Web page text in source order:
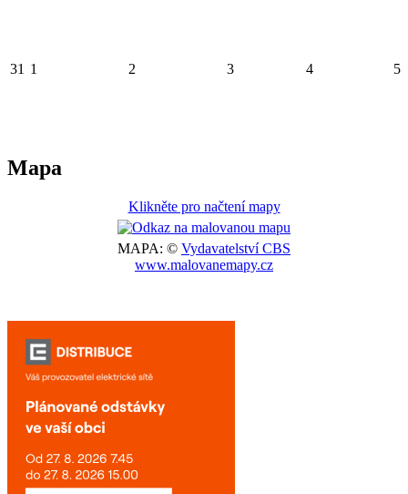
31 1 2 3 4 5
Mapa
Klikněte pro načtení mapy
MAPA: © Vydavatelství CBS
www.malovanemapy.cz